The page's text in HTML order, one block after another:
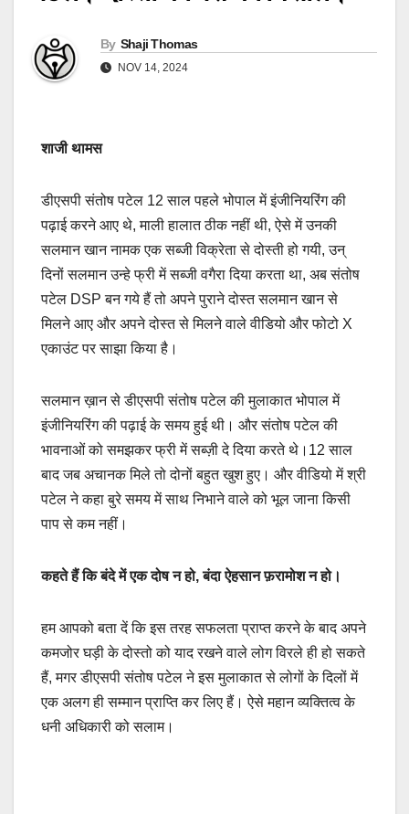
By Shaji Thomas
NOV 14, 2024
शाजी थामस
डीएसपी संतोष पटेल 12 साल पहले भोपाल में इंजीनियरिंग की
पढ़ाई करने आए थे, माली हालात ठीक नहीं थी, ऐसे में उनकी
सलमान खान नामक एक सब्जी विक्रेता से दोस्ती हो गयी, उन्
दिनों सलमान उन्हे फ्री में सब्जी वगैरा दिया करता था, अब संतोष
पटेल DSP बन गये हैं तो अपने पुराने दोस्त सलमान खान से
मिलने आए और अपने दोस्त से मिलने वाले वीडियो और फोटो X
एकाउंट पर साझा किया है।
सलमान ख़ान से डीएसपी संतोष पटेल की मुलाकात भोपाल में
इंजीनियरिंग की पढ़ाई के समय हुई थी। और संतोष पटेल की
भावनाओं को समझकर फ्री में सब्ज़ी दे दिया करते थे।12 साल
बाद जब अचानक मिले तो दोनों बहुत खुश हुए। और वीडियो में श्री
पटेल ने कहा बुरे समय में साथ निभाने वाले को भूल जाना किसी
पाप से कम नहीं।
कहते हैं कि बंदे में एक दोष न हो, बंदा ऐहसान फ़रामोश न हो।
हम आपको बता दें कि इस तरह सफलता प्राप्त करने के बाद अपने
कमजोर घड़ी के दोस्तो को याद रखने वाले लोग विरले ही हो सकते
हैं, मगर डीएसपी संतोष पटेल ने इस मुलाकात से लोगों के दिलों में
एक अलग ही सम्मान प्राप्ति कर लिए हैं। ऐसे महान व्यक्तित्व के
धनी अधिकारी को सलाम।